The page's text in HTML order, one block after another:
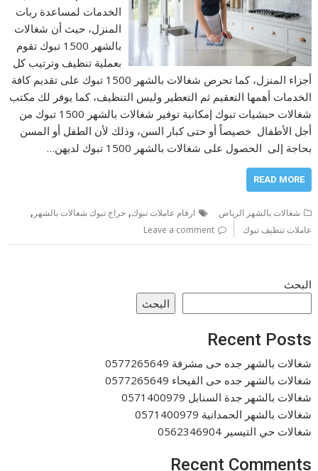
الخدمات لمساعدة ربات
المنزل، حيث أن شغالات
بالشهر 1500 تبوك تقوم
بعملية تنظيف وترتيب كل
أجزاء المنزل، كما تحرص شغالات بالشهر 1500 تبوك على تقديم كافة
الخدمات أهمها التعقيم ثم التعطير وليس التنظيف، كما يوفر لك مكتب
شغالات حبشيات تبوك إمكانية توفير شغالات بالشهر 1500 تبوك من
أجل الأطفال خصيصاً أو حتى كبار السن، وذلك لأن الطفل أو المسن
بحاجة إلى الحصول على شغالات بالشهر 1500 تبوك لديهن…
READ MORE
شغالات بالشهر الرياض ارقام عاملات تبوك,حراج تبوك شغالات بالشهر ,
عاملات تنظيف تبوك Leave a comment
البحث
البحث
Recent Posts
شغالات بالشهر جده حى مشرفة 0577265649
شغالات بالشهر جده حى الفيحاء 0577265649
شغالات بالشهر جدة السنابل 0571400979
شغالات بالشهر الحمدانية 0571400979
شغالات حي التيسير 0562346904
Recent Comments